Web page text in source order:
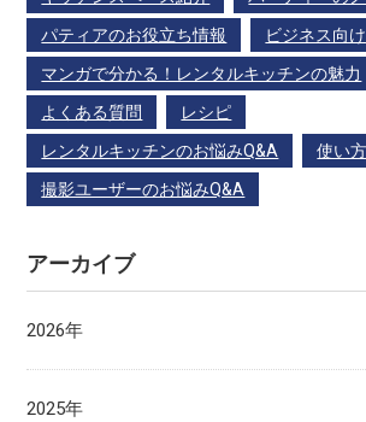
パティアのお役立ち情報
ビジネス向け
マンガで分かる！レンタルキッチンの魅力
よくある質問
レシピ
レンタルキッチンのお悩みQ&A
使い
撮影ユーザーのお悩みQ&A
アーカイブ
2026年
2025年